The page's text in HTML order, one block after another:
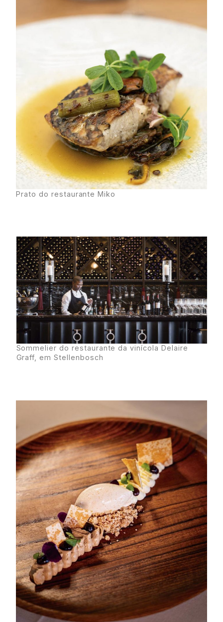
Prato do restaurante Miko
Sommelier do restaurante da vinícola Delaire
Graff, em Stellenbosch